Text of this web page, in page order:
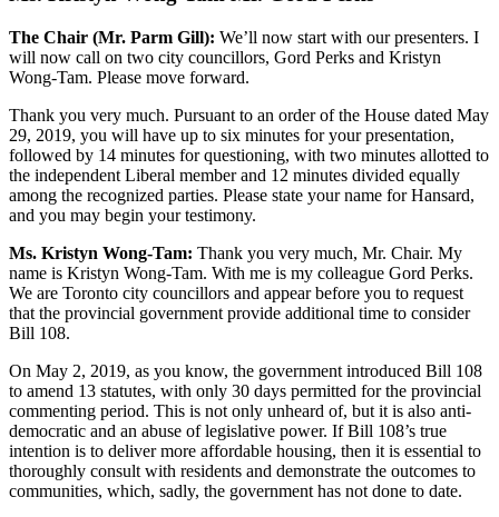
The Chair (Mr. Parm Gill): We’ll now start with our presenters. I
will now call on two city councillors, Gord Perks and Kristyn
Wong-Tam. Please move forward.
Thank you very much. Pursuant to an order of the House dated May
29, 2019, you will have up to six minutes for your presentation,
followed by 14 minutes for questioning, with two minutes allotted to
the independent Liberal member and 12 minutes divided equally
among the recognized parties. Please state your name for Hansard,
and you may begin your testimony.
Ms. Kristyn Wong-Tam: Thank you very much, Mr. Chair. My
name is Kristyn Wong-Tam. With me is my colleague Gord Perks.
We are Toronto city councillors and appear before you to request
that the provincial government provide additional time to consider
Bill 108.
On May 2, 2019, as you know, the government introduced Bill 108
to amend 13 statutes, with only 30 days permitted for the provincial
commenting period. This is not only unheard of, but it is also anti-
democratic and an abuse of legislative power. If Bill 108’s true
intention is to deliver more affordable housing, then it is essential to
thoroughly consult with residents and demonstrate the outcomes to
communities, which, sadly, the government has not done to date.